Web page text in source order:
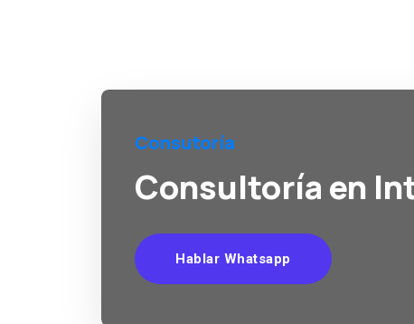
Consutoría
Consultoría en
Hablar Whatsapp